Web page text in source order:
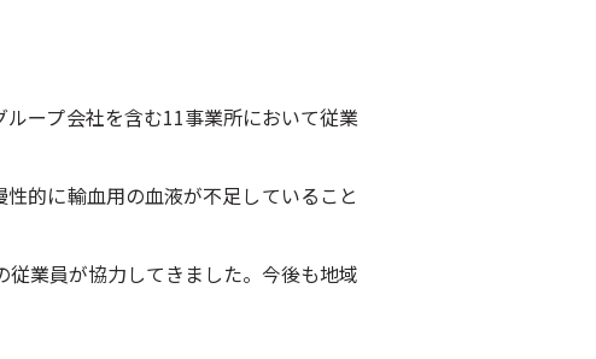
ープ会社を含む11事業所において従業
的に輸血用の血液が不足していること
業員が協力してきました。今後も地域